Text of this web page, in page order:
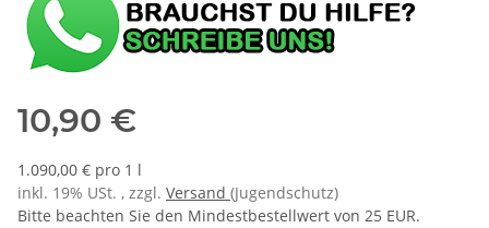
10,90 €
1.090,00 € pro 1 l
inkl. 19% USt. , zzgl. Versand (Jugendschutz)
Bitte beachten Sie den Mindestbestellwert von 25 EUR.